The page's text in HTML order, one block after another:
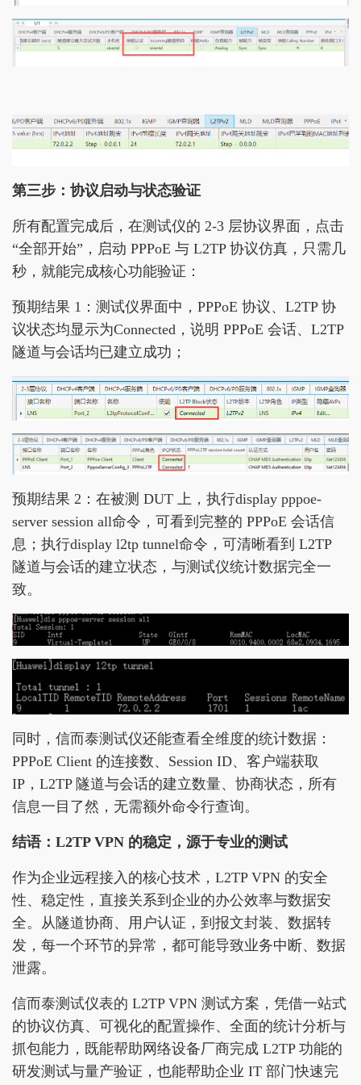
第三步：协议启动与状态验证
所有配置完成后，在测试仪的 2-3 层协议界面，点击
“全部开始”，启动 PPPoE 与 L2TP 协议仿真，只需几
秒，就能完成核心功能验证：
预期结果 1：测试仪界面中，PPPoE 协议、L2TP 协
议状态均显示为Connected，说明 PPPoE 会话、L2TP
隧道与会话均已建立成功；
预期结果 2：在被测 DUT 上，执行display pppoe-
server session all命令，可看到完整的 PPPoE 会话信
息；执行display l2tp tunnel命令，可清晰看到 L2TP
隧道与会话的建立状态，与测试仪统计数据完全一
致。
同时，信而泰测试仪还能查看全维度的统计数据：
PPPoE Client 的连接数、Session ID、客户端获取
IP，L2TP 隧道与会话的建立数量、协商状态，所有
信息一目了然，无需额外命令行查询。
结语：L2TP VPN 的稳定，源于专业的测试
作为企业远程接入的核心技术，L2TP VPN 的安全
性、稳定性，直接关系到企业的办公效率与数据安
全。从隧道协商、用户认证，到报文封装、数据转
发，每一个环节的异常，都可能导致业务中断、数据
泄露。
信而泰测试仪表的 L2TP VPN 测试方案，凭借一站式
的协议仿真、可视化的配置操作、全面的统计分析与
抓包能力，既能帮助网络设备厂商完成 L2TP 功能的
研发测试与量产验证，也能帮助企业 IT 部门快速完